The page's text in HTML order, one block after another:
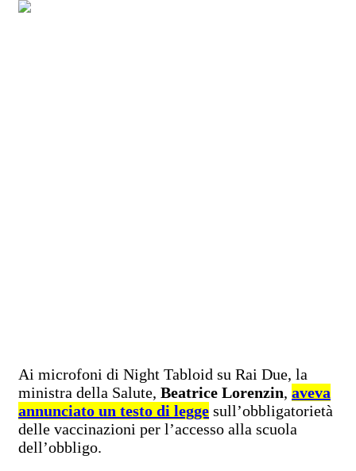
Ai microfoni di Night Tabloid su Rai Due, la
ministra della Salute, Beatrice Lorenzin, aveva
annunciato un testo di legge sull’obbligatorietà
delle vaccinazioni per l’accesso alla scuola
dell’obbligo.